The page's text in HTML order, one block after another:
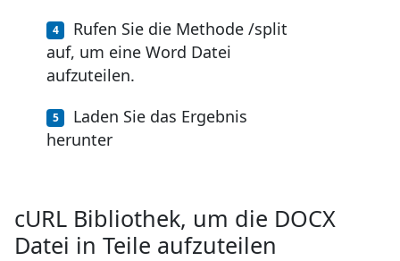
Rufen Sie die Methode /split
auf, um eine Word Datei
aufzuteilen.
Laden Sie das Ergebnis
herunter
cURL Bibliothek, um die DOCX
Datei in Teile aufzuteilen